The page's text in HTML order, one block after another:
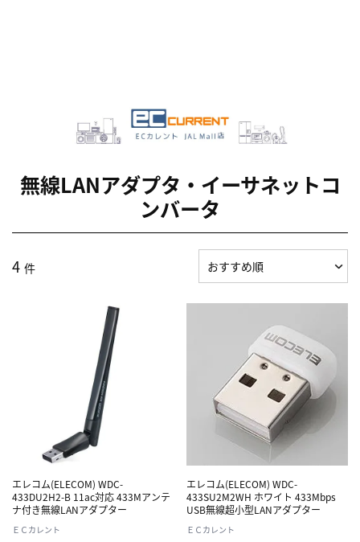
無線LANアダプタ・イーサネットコ
ンバータ
4 件
エレコム(ELECOM) WDC-
433DU2H2-B 11ac対応 433Mアンテ
ナ付き無線LANアダプター
ＥＣカレント
エレコム(ELECOM) WDC-
433SU2M2WH ホワイト 433Mbps
USB無線超小型LANアダプター
ＥＣカレント